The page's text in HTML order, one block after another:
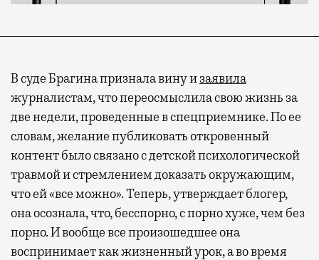
Современный путешественник часто берет
с собой не только чемодан, но и ноутбук.
А ожидание рейса все чаще превращается
не в потерянное время, а в возможность
спокойно закончить дела или спланировать
активности в путешествии, например
забронировать нужные билеты и рестораны.
В суде Брагина признала вину изаявила
журналистам, что переосмыслила свою жизнь за
две недели, проведенные в спецприемнике. По ее
словам, желание публиковать откровенный
контент было связано с детской психологической
травмой и стремлением доказать окружающим,
что ей «все можно». Теперь, утверждает блогер,
она осознала, что, бесспорно, с порно хуже, чем без
порно. И вообще все произошедшее она
воспринимает как жизненный урок, а во время